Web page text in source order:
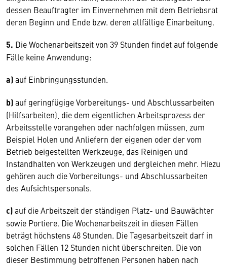
dessen Beauftragter im Einvernehmen mit dem Betriebsrat
deren Beginn und Ende bzw. deren allfällige Einarbeitung.
5. Die Wochenarbeitszeit von 39 Stunden findet auf folgende
Fälle keine Anwendung:
a)auf Einbringungsstunden.
b)auf geringfügige Vorbereitungs- und Abschlussarbeiten
(Hilfsarbeiten), die dem eigentlichen Arbeitsprozess der
Arbeitsstelle vorangehen oder nachfolgen müssen, zum
Beispiel Holen und Anliefern der eigenen oder der vom
Betrieb beigestellten Werkzeuge, das Reinigen und
Instandhalten von Werkzeugen und dergleichen mehr. Hiezu
gehören auch die Vorbereitungs- und Abschlussarbeiten
des Aufsichtspersonals.
c)auf die Arbeitszeit der ständigen Platz- und Bauwächter
sowie Portiere. Die Wochenarbeitszeit in diesen Fällen
beträgt höchstens 48 Stunden. Die Tagesarbeitszeit darf in
solchen Fällen 12 Stunden nicht überschreiten. Die von
dieser Bestimmung betroffenen Personen haben nach